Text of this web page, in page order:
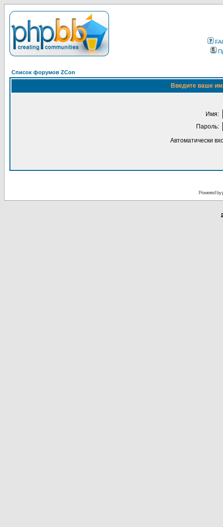
Список форумов ZCon
Введите ваше
Имя:
Пароль:
Автоматически
Powered by